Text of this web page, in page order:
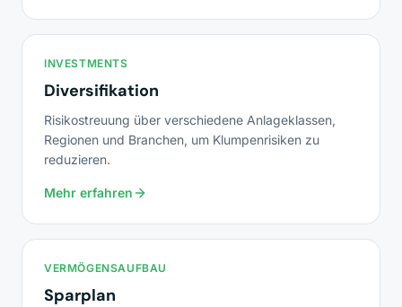
INVESTMENTS
Diversifikation
Risikostreuung über verschiedene Anlageklassen,
Regionen und Branchen, um Klumpenrisiken zu
reduzieren.
Mehr erfahren
VERMÖGENSAUFBAU
Sparplan